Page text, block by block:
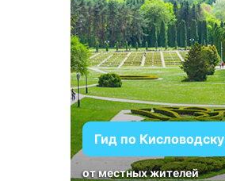
Гид по Кисловодску
от местных жителей